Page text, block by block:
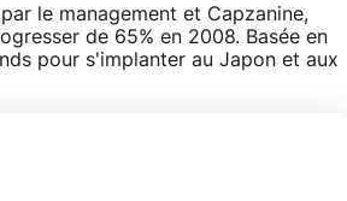
le management et Capzanine,
de 65% en 2008. Basée en
pour s'implanter au Japon et aux